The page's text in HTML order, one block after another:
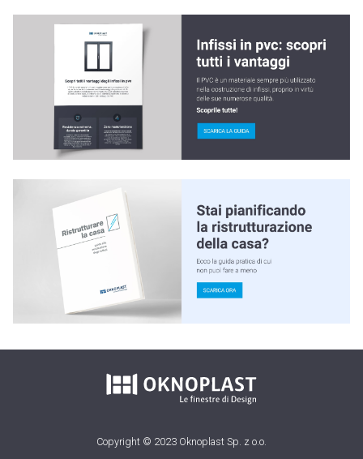
Copyright © 2023 Oknoplast Sp. z o.o.